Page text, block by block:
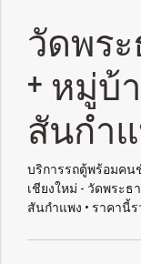
วัดพร
+ หมู่บ้
สันกำ
บริการรถตู้พร้อมคน
เชียงใหม่ - วัดพระธ
สันกำแพง • ราคานี้